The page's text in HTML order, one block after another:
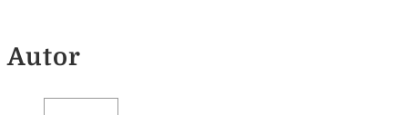
Autor